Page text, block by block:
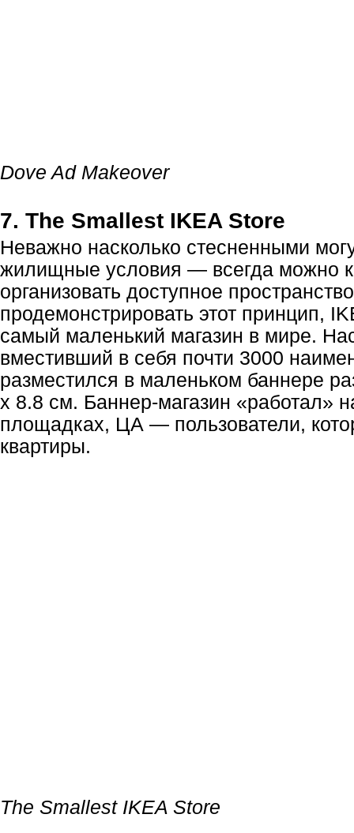
Dove Ad Makeover
7. The Smallest IKEA Store
Неважно насколько стесненными
жилищные условия — всегда можно
организовать доступное
продемонстрировать этот принцип,
самый маленький магазин в мире.
вместивший в себя почти 3000
разместился в маленьком баннере
x 8.8 см. Баннер-магазин «работал»
площадках, ЦА — пользователи,
квартиры.
The Smallest IKEA Store